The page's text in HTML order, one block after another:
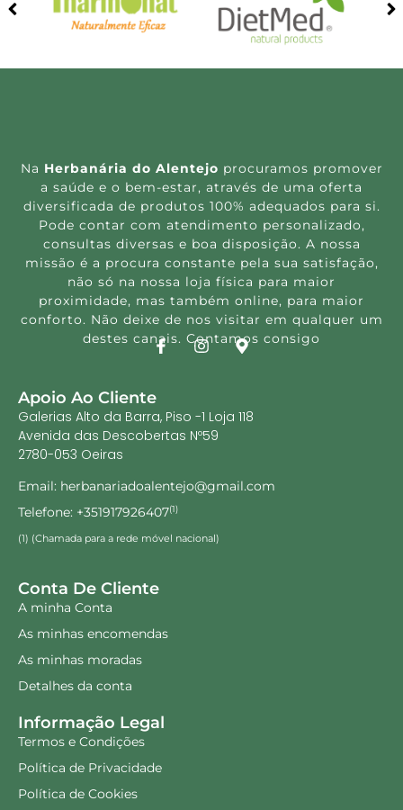
Na Herbanária do Alentejo procuramos promover
a saúde e o bem-estar, através de uma oferta
diversificada de produtos 100% adequados para si.
Pode contar com atendimento personalizado,
consultas diversas e boa disposição. A nossa
missão é a procura constante pela sua satisfação,
não só na nossa loja física para maior
proximidade, mas também online, para maior
conforto. Não deixe de nos visitar em qualquer um
destes canais. Contamos consigo
Apoio Ao Cliente
Galerias Alto da Barra, Piso -1 Loja 118
Avenida das Descobertas Nº59
2780-053 Oeiras
Email: herbanariadoalentejo@gmail.com
Telefone: +351917926407(1)
(1) (Chamada para a rede móvel nacional)
Conta De Cliente
A minha Conta
As minhas encomendas
As minhas moradas
Detalhes da conta
Informação Legal
Termos e Condições
Política de Privacidade
Política de Cookies